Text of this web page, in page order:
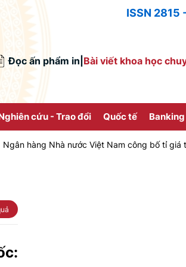
ISSN 2815
Đọc ấn phẩm in Bài viết khoa học
cứu - Trao đổi Quốc tế Banking
Nhà nước Việt Nam công bố tỉ giá trung tâm